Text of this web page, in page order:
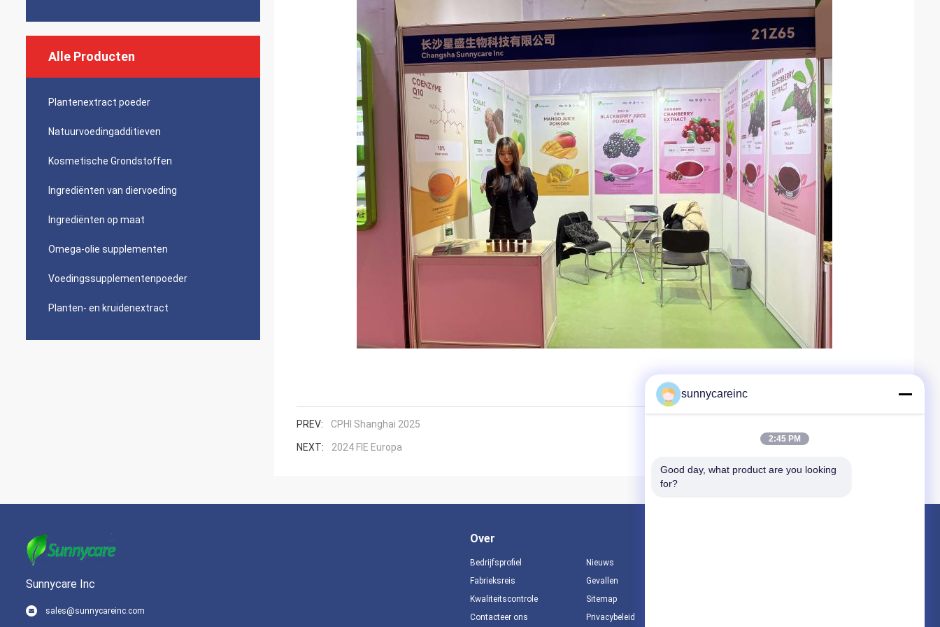
Alle Producten
Plantenextract poeder
Natuurvoedingadditieven
Kosmetische Grondstoffen
Ingrediënten van diervoeding
Ingrediënten op maat
Omega-olie supplementen
Voedingssupplementenpoeder
Planten- en kruidenextract
PREV: CPHI Shanghai 2025
NEXT: 2024 FIE Europa
Sunnycare Inc
sales@sunnycareinc.com
Over
Bedrijfsprofiel
Fabrieksreis
Kwaliteitscontrole
Contacteer ons
Nieuws
Gevallen
Sitemap
Privacybeleid
sunnycareinc
2:45 PM
Good day, what product are you looking
for?